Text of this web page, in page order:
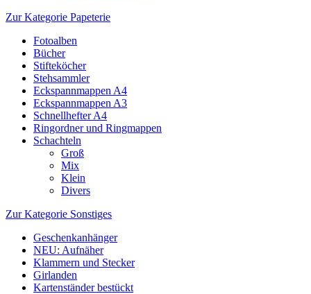
Zur Kategorie Papeterie
Fotoalben
Bücher
Stifteköcher
Stehsammler
Eckspannmappen A4
Eckspannmappen A3
Schnellhefter A4
Ringordner und Ringmappen
Schachteln
Groß
Mix
Klein
Divers
Zur Kategorie Sonstiges
Geschenkanhänger
NEU: Aufnäher
Klammern und Stecker
Girlanden
Kartenständer bestückt